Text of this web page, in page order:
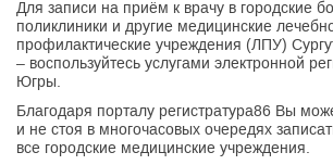
Для записи на приём к врачу в городские
поликлиники и другие медицинские
профилактические учреждения (ЛПУ)
– воспользуйтесь услугами электронной
Югры.
Благодаря порталу регистратура86 Вы
и не стоя в многочасовых очередях
все городские медицинские учреждения.